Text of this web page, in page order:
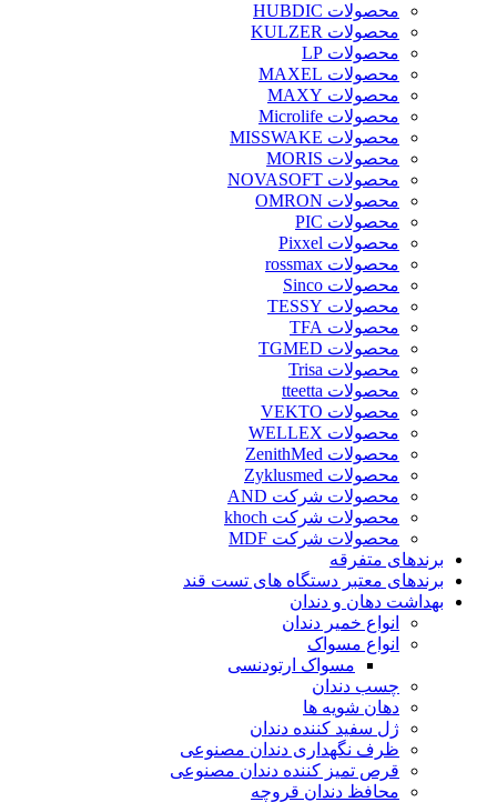
محصولات HUBDIC
محصولات KULZER
محصولات LP
محصولات MAXEL
محصولات MAXY
محصولات Microlife
محصولات MISSWAKE
محصولات MORIS
محصولات NOVASOFT
محصولات OMRON
محصولات PIC
محصولات Pixxel
محصولات rossmax
محصولات Sinco
محصولات TESSY
محصولات TFA
محصولات TGMED
محصولات Trisa
محصولات tteetta
محصولات VEKTO
محصولات WELLEX
محصولات ZenithMed
محصولات Zyklusmed
محصولات شرکت AND
محصولات شرکت khoch
محصولات شرکت MDF
برندهای متفرقه
برندهای معتبر دستگاه های تست قند
بهداشت دهان و دندان
انواع خمیر دندان
انواع مسواک
مسواک ارتودنسی
چسب دندان
دهان شویه ها
ژل سفید کننده دندان
ظرف نگهداری دندان مصنوعی
قرص تمیز کننده دندان مصنوعی
محافظ دندان قروچه